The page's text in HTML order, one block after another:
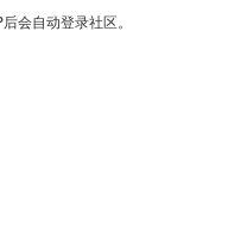
会自动登录社区。